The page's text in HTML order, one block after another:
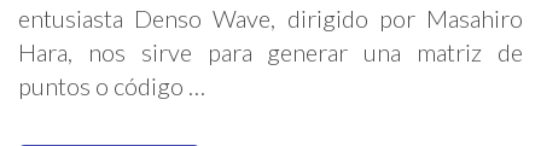
entusiasta Denso Wave, dirigido por Masahiro
Hara, nos sirve para generar una matriz de
puntos o código …